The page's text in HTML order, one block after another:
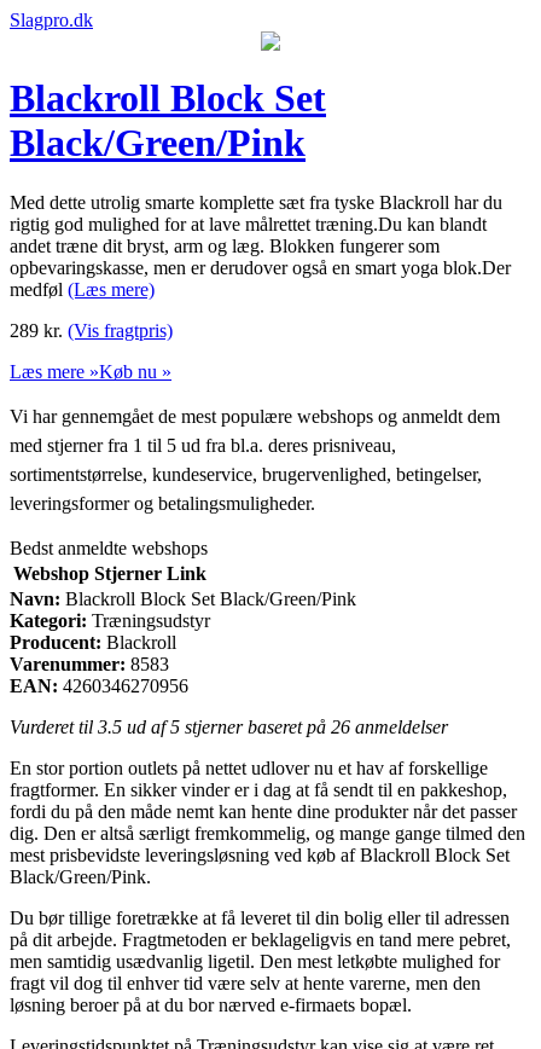
Slagpro.dk
Blackroll Block Set
Black/Green/Pink
Med dette utrolig smarte komplette sæt fra tyske Blackroll har du
rigtig god mulighed for at lave målrettet træning.Du kan blandt
andet træne dit bryst, arm og læg. Blokken fungerer som
opbevaringskasse, men er derudover også en smart yoga blok.Der
medføl (Læs mere)
289 kr. (Vis fragtpris)
Læs mere »Køb nu »
Vi har gennemgået de mest populære webshops og anmeldt dem
med stjerner fra 1 til 5 ud fra bl.a. deres prisniveau,
sortimentstørrelse, kundeservice, brugervenlighed, betingelser,
leveringsformer og betalingsmuligheder.
Bedst anmeldte webshops
Webshop Stjerner Link
Navn: Blackroll Block Set Black/Green/Pink
Kategori: Træningsudstyr
Producent: Blackroll
Varenummer: 8583
EAN: 4260346270956
Vurderet til 3.5 ud af 5 stjerner baseret på 26 anmeldelser
En stor portion outlets på nettet udlover nu et hav af forskellige
fragtformer. En sikker vinder er i dag at få sendt til en pakkeshop,
fordi du på den måde nemt kan hente dine produkter når det passer
dig. Den er altså særligt fremkommelig, og mange gange tilmed den
mest prisbevidste leveringsløsning ved køb af Blackroll Block Set
Black/Green/Pink.
Du bør tillige foretrække at få leveret til din bolig eller til adressen
på dit arbejde. Fragtmetoden er beklageligvis en tand mere pebret,
men samtidig usædvanlig ligetil. Den mest letkøbte mulighed for
fragt vil dog til enhver tid være selv at hente varerne, men den
løsning beroer på at du bor nærved e-firmaets bopæl.